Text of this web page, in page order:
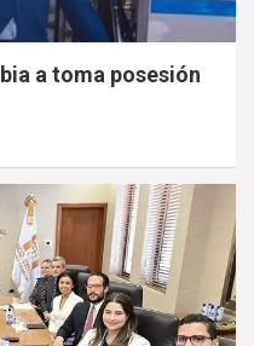
a toma posesión